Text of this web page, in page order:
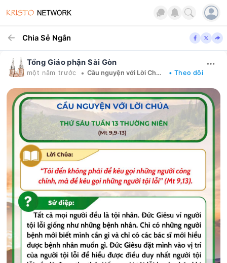
Chia Sẻ Ngắn
Tổng Giáo phận Sài Gòn
một năm trước • Cầu nguyện với Lời Chúa mỗi ngày • Theo dõi